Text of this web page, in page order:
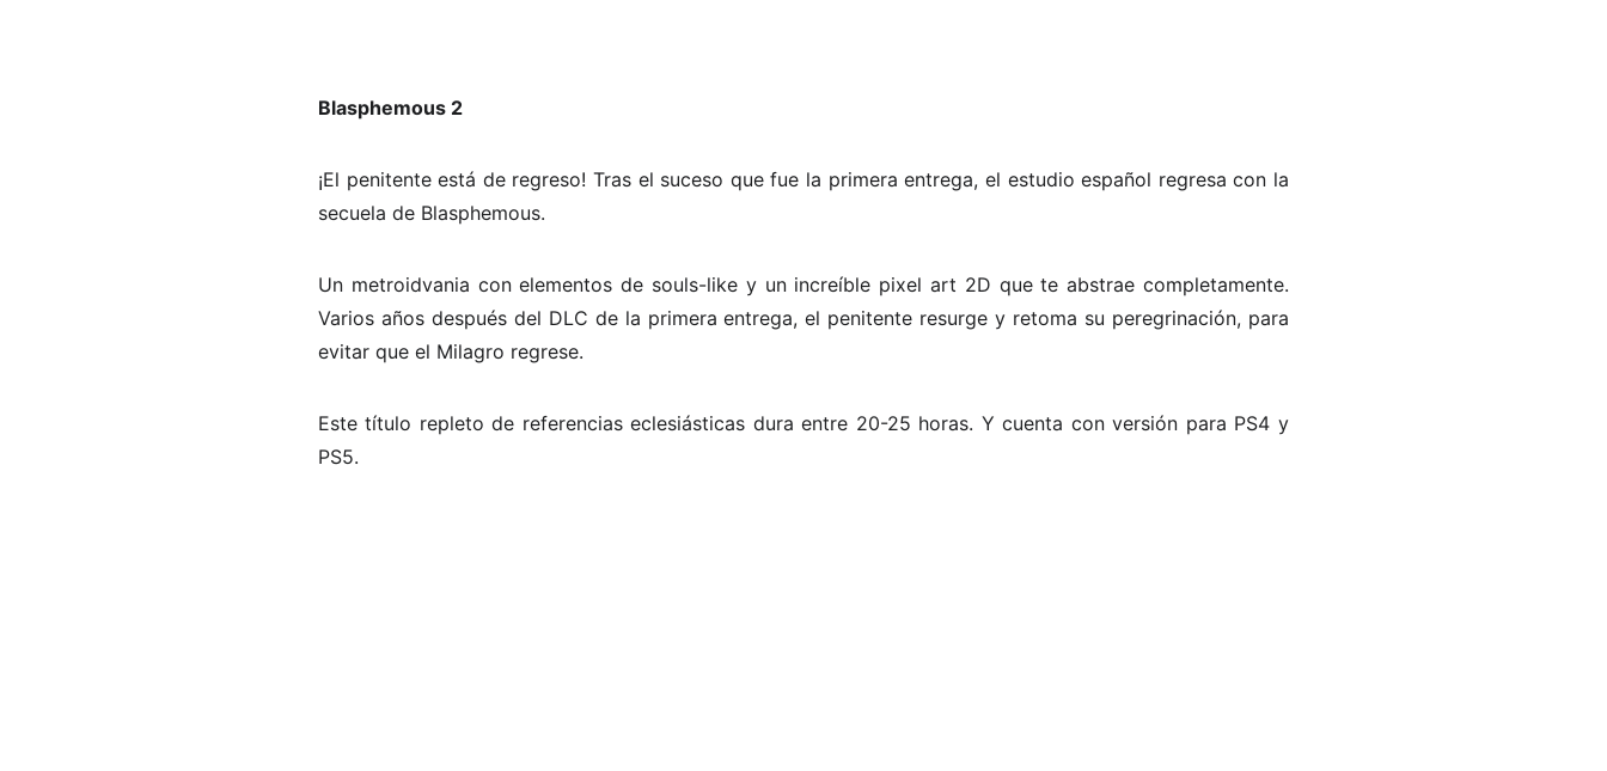
Blasphemous 2
¡El penitente está de regreso! Tras el suceso que fue la primera entrega, el estudio español regresa con la
secuela de Blasphemous.
Un metroidvania con elementos de souls-like y un increíble pixel art 2D que te abstrae completamente.
Varios años después del DLC de la primera entrega, el penitente resurge y retoma su peregrinación, para
evitar que el Milagro regrese.
Este título repleto de referencias eclesiásticas dura entre 20-25 horas. Y cuenta con versión para PS4 y
PS5.